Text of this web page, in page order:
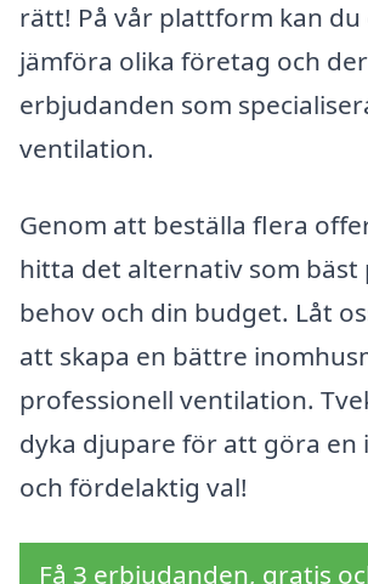
rätt! På vår plattform kan du
jämföra olika företag och
erbjudanden som
ventilation.
Genom att beställa flera
hitta det alternativ som bäst
behov och din budget. Låt
att skapa en bättre
professionell ventilation.
dyka djupare för att göra en
och fördelaktig val!
Få 3 erbjudanden, gratis